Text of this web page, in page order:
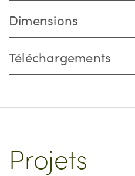
Dimensions
Téléchargements
Projets